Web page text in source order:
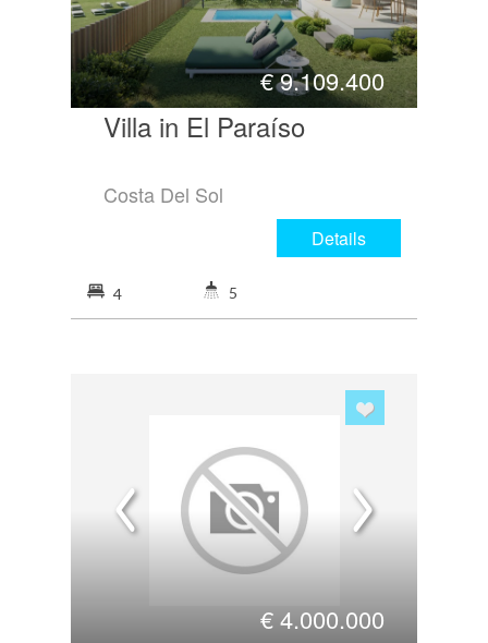
€9.109.400
Villa in El Paraíso
Costa Del Sol
Details
4 5
€4.000.000